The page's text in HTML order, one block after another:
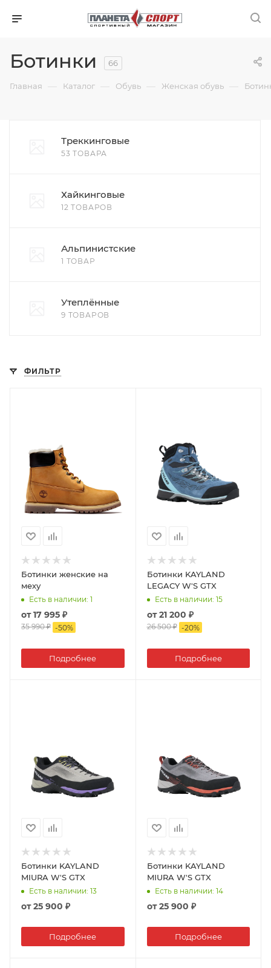
Ботинки 66
Главная — Каталог — Обувь — Женская обувь —
Треккинговые
53 ТОВАРА
Хайкинговые
12 ТОВАРОВ
Альпинистские
1 ТОВАР
Утеплённые
9 ТОВАРОВ
ФИЛЬТР
Ботинки женские на
меху
Есть в наличии: 1
от17 995 ₽
35 990 ₽ -50%
Подробнее
Ботинки KAYLAND
LEGACY W'S GTX
Есть в наличии: 15
от21 200 ₽
26 500 ₽ -20%
Подробнее
Ботинки KAYLAND
MIURA W'S GTX
Есть в наличии: 13
от25 900 ₽
Подробнее
Ботинки KAYLAND
MIURA W'S GTX
Есть в наличии: 14
от25 900 ₽
Подробнее